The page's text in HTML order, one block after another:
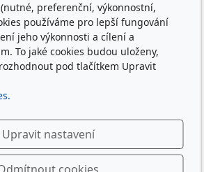
Sledujte nás
preferenční, výkonnostní,
používáme pro lepší fungování
jeho výkonnosti a cílení a
To jaké cookies budou uloženy,
pod tlačítkem Upravit
Upravit nastavení